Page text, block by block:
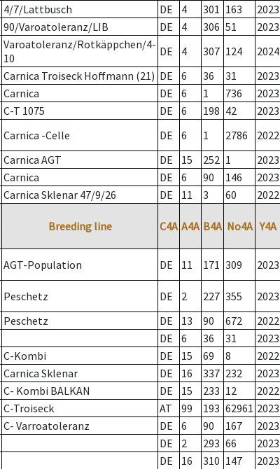
4/7/Lattbusch DE 4 301 163 2023
90/Varoatoleranz/LIB DE 4 306 51 2023
Varoatoleranz/Rotkäppchen/4-
10
DE 4 307 124 2024
Carnica Troiseck Hoffmann (21) DE 6 36 31 2023
Carnica DE 6 1 736 2023
C-T 1075 DE 6 198 42 2023
Carnica -Celle DE 6 1 2786 2022
Carnica AGT DE 15 252 1 2023
Carnica DE 6 90 146 2023
Carnica Sklenar 47/9/26 DE 11 3 60 2022
Breeding line C4A A4A B4A No4A Y4A
AGT-Population DE 11 171 309 2023
Peschetz DE 2 227 355 2023
Peschetz DE 13 90 672 2022
DE 6 36 31 2023
C-Kombi DE 15 69 8 2022
Carnica Sklenar DE 16 337 232 2023
C- Kombi BALKAN DE 15 233 12 2022
C-Troiseck AT 99 193 62961 2023
C- Varroatoleranz DE 6 90 167 2023
DE 2 293 66 2023
DE 16 310 147 2023